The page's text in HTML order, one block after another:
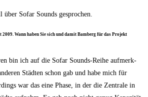
Sofar Sounds gesprochen.
Wann haben Sie sich und damit Bam­berg für das Pro­jekt
bin ich auf die Sofar Sounds-Rei­he auf­merk­
Städ­ten schon gab und habe mich für
war das eine Pha­se, in der die Zen­tra­le in